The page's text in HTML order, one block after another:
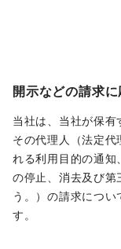
開示などの請求
当社は、当社が保有
その代理人（法定代
れる利用目的の通知
の停止、消去及び第
う。）の請求につい
す。